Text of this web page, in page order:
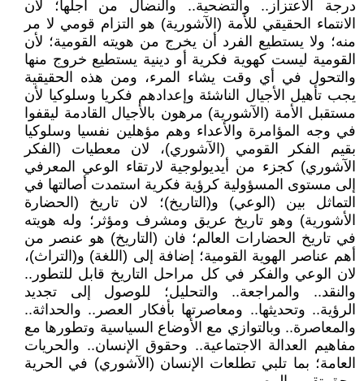
درجة الاعتزاز.. والتضحية.. والنضال من اجلها؛ لان
الانتماء الحقيقي للأمة (الآشورية) هو التزام قومي لا مر
منه؛ ولا يستطيع الفرد أن يخرج من هويته القومية؛ لأن
القومية ليست كهوية فكرية أو دينية يستطيع خروج منها
والتحول في أي وقت يشاء المرء، ومن هذه الحقيقية
يجب تأهيل الأجيال الناشئة وإعدادهم فكريا وسلوكيا لأن
مستقبل الأمة (الآشورية) مرهون بالأجيال القادمة ليقفوا
في وجه المؤامرة والأعداء وهم مؤهلين نفسيا وسلوكيا
بقيم الفكر القومي (الآشوري)، لان معطيات (الفكر
الآشوري) كجزء من أيديولوجية لارتقاء الوعي المعرفي
إلى مستوى المسؤولية كرؤية فكرية استمدت أصالتها في
التماثل بين (الوعي) و(التاريخ)؛ لان تاريخ (الحضارة
الأشورية) وهو تاريخ عريق ومشرف ومؤثر؛ وله هويته
في تاريخ الحضارات العالم؛ فان (التاريخ) هو عنصر من
أهم عناصر الهوية القومية؛ إضافة إلى (اللغة) و(التراث)،
لان الوعي والفكر في كل مراحل التاريخ قابل للتطور..
والنقد.. والمراجعة.. والتحليل؛ للوصول إلى تجديد
الرؤية.. وتحديثها.. ومعاصرتها بأفكار العصر.. والحداثة..
والمعاصرة.. وبالتوازي مع الأوضاع السياسية وتطورها مع
مفاهيم العدالة الاجتماعية.. وحقوق الإنسان.. والحريات
العامة؛ بما تلبي تطلعات الإنسان (الآشوري) في الحرية